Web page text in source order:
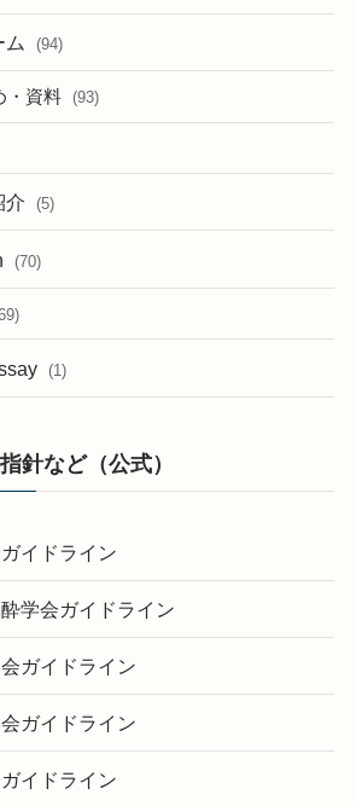
ム (94)
・資料 (93)
介 (5)
(70)
(1)
針など（公式）
イドライン
学会ガイドライン
ガイドライン
ガイドライン
イドライン